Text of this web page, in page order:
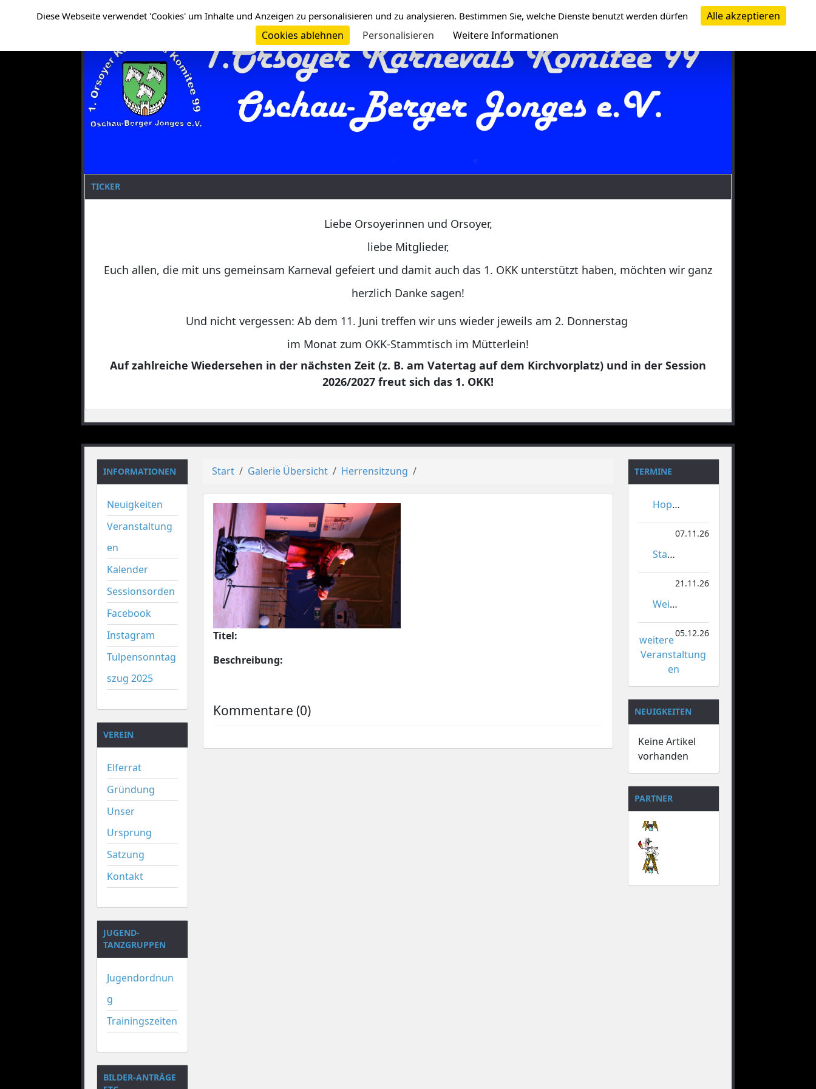
TICKER
Liebe Orsoyerinnen und Orsoyer,
liebe Mitglieder,
Euch allen, die mit uns gemeinsam Karneval gefeiert und damit auch das 1. OKK unterstützt haben, möchten wir ganz
herzlich Danke sagen!
Und nicht vergessen: Ab dem 11. Juni treffen wir uns wieder jeweils am 2. Donnerstag
im Monat zum OKK-Stammtisch im Mütterlein!
Auf zahlreiche Wiedersehen in der nächsten Zeit (z. B. am Vatertag auf dem Kirchvorplatz) und in der Session
2026/2027 freut sich das 1. OKK!
INFORMATIONEN
Neuigkeiten
Veranstaltung
en
Kalender
Sessionsorden
Facebook
Instagram
Tulpensonntag
szug 2025
VEREIN
Elferrat
Gründung
Unser
Ursprung
Satzung
Kontakt
JUGEND-
TANZGRUPPEN
Jugendordnun
g
Trainingszeiten
BILDER-ANTRÄGE
Start Galerie Übersicht Herrensitzung
Titel:
Beschreibung:
Kommentare (0)
TERMINE
Hoppeditzerwachen
07.11.26
Stadtmeisterschaften im Gardetanz
21.11.26
Weihnachtsmarkt Orsoy
05.12.26
weitere
Veranstaltung
en
NEUIGKEITEN
Keine Artikel
vorhanden
PARTNER
Diese Webseite verwendet 'Cookies' um Inhalte und Anzeigen zu personalisieren und zu analysieren. Bestimmen Sie, welche Dienste benutzt werden dürfen
Alle akzeptieren
Cookies ablehnen
Personalisieren Weitere Informationen